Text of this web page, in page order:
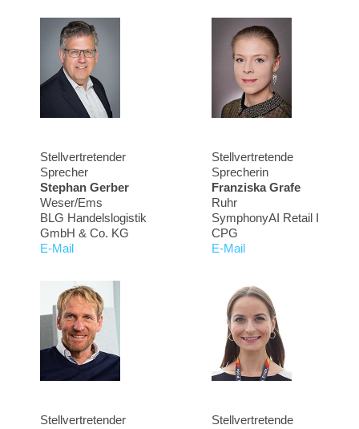
Stellvertretender
Sprecher
Stephan Gerber
Weser/Ems
BLG Handelslogistik
GmbH & Co. KG
E-Mail
Stellvertretende
Sprecherin
Franziska Grafe
Ruhr
SymphonyAI Retail I
CPG
E-Mail
Stellvertretender Stellvertretende